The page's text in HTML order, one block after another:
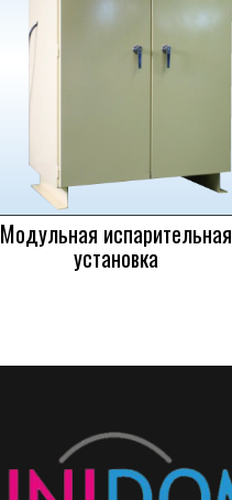
Модульная испарительная
установка